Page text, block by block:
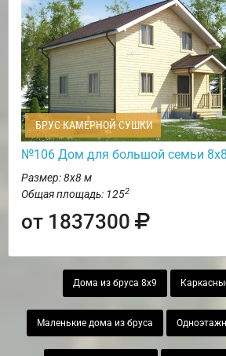
БРУС КАМЕРНОЙ СУШКИ
№106 Дом для большой семьи 8х8
Размер: 8х8 м
Общая площадь: 1252
от 1837300
Дома из бруса 8х9
Маленькие дома из бруса